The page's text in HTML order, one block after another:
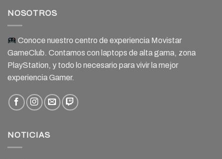
NOSOTROS
Conoce nuestro centro de experiencia Movistar
GameClub. Contamos con laptops de alta gama, zona
PlayStation, y todo lo necesario para vivir la mejor
experiencia Gamer.
NOTICIAS